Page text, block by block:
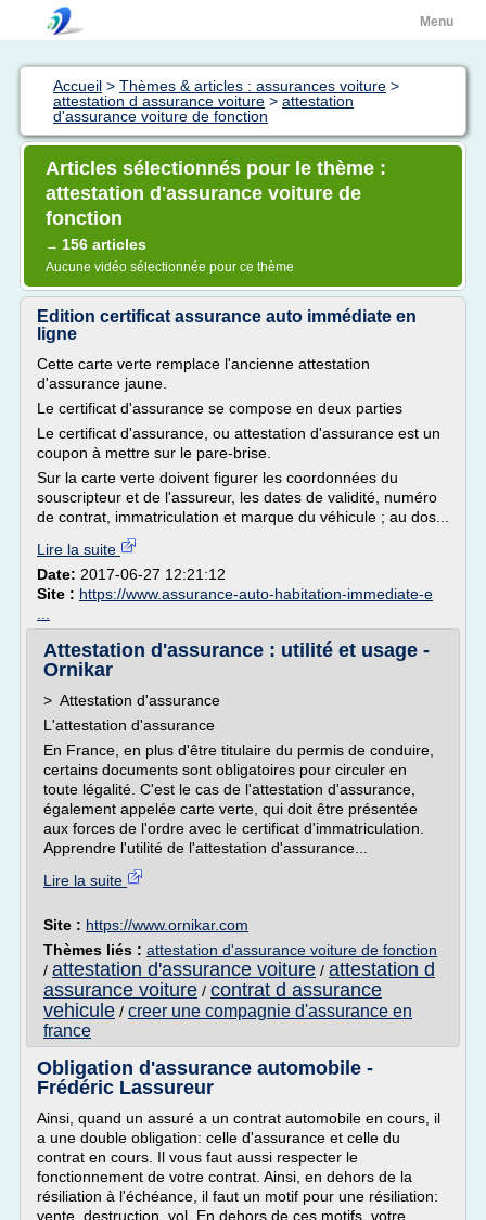
Menu
Accueil > Thèmes & articles : assurances voiture >
attestation d assurance voiture > attestation
d'assurance voiture de fonction
Articles sélectionnés pour le thème :
attestation d'assurance voiture de
fonction
→ 156 articles
Aucune vidéo sélectionnée pour ce thème
Edition certificat assurance auto immédiate en
ligne
Cette carte verte remplace l'ancienne attestation
d'assurance jaune.
Le certificat d'assurance se compose en deux parties
Le certificat d'assurance, ou attestation d'assurance est un
coupon à mettre sur le pare-brise.
Sur la carte verte doivent figurer les coordonnées du
souscripteur et de l'assureur, les dates de validité, numéro
de contrat, immatriculation et marque du véhicule ; au dos...
Lire la suite
Date: 2017-06-27 12:21:12
Site : https://www.assurance-auto-habitation-immediate-e
Attestation d'assurance : utilité et usage -
Ornikar
> Attestation d'assurance
L'attestation d'assurance
En France, en plus d'être titulaire du permis de conduire,
certains documents sont obligatoires pour circuler en
toute légalité. C'est le cas de l'attestation d'assurance,
également appelée carte verte, qui doit être présentée
aux forces de l'ordre avec le certificat d'immatriculation.
Apprendre l'utilité de l'attestation d'assurance...
Lire la suite
Site : https://www.ornikar.com
Thèmes liés : attestation d'assurance voiture de fonction
/ attestation d'assurance voiture / attestation d
assurance voiture / contrat d assurance
vehicule / creer une compagnie d'assurance en
france
Obligation d'assurance automobile -
Frédéric Lassureur
Ainsi, quand un assuré a un contrat automobile en cours, il
a une double obligation: celle d'assurance et celle du
contrat en cours. Il vous faut aussi respecter le
fonctionnement de votre contrat. Ainsi, en dehors de la
résiliation à l'échéance, il faut un motif pour une résiliation:
vente, destruction, vol. En dehors de ces motifs, votre